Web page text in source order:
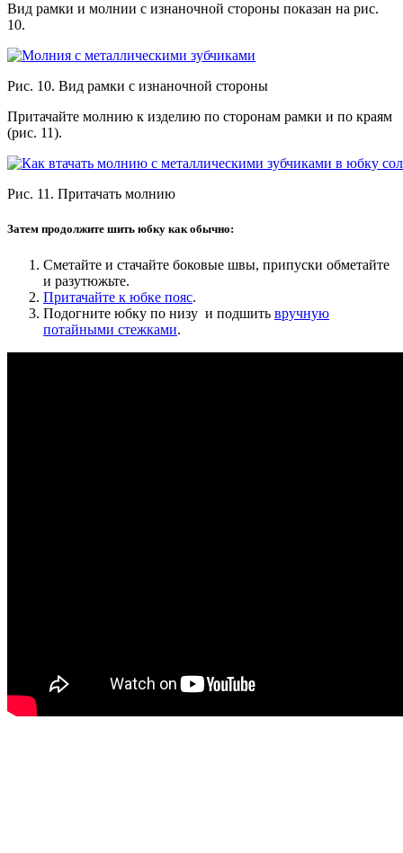
Вид рамки и молнии с изнаночной стороны показан на рис.
10.
Рис. 10. Вид рамки с изнаночной стороны
Притачайте молнию к изделию по сторонам рамки и по краям
(рис. 11).
Рис. 11. Притачать молнию
Затем продолжите шить юбку как обычно:
Сметайте и стачайте боковые швы, припуски обметайте
и разутюжьте.
Притачайте к юбке пояс.
Подогните юбку по низу и подшить вручную
потайными стежками.